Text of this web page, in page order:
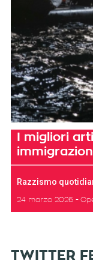
I migliori
Razzismo
24 marzo 2026
TWITTER